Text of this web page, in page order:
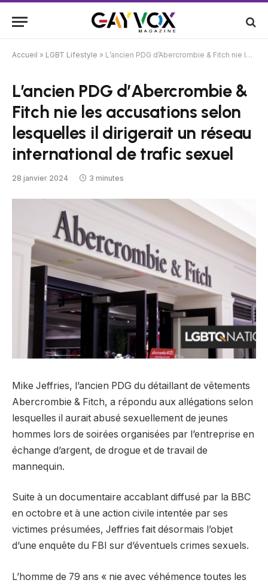
Accueil » LGBT Lifestyle » L’ancien PDG d’Abercrombie & Fitch nie les accusations selon lesquelles il dirigerait un réseau international de trafic sexuel
L’ancien PDG d’Abercrombie &
Fitch nie les accusations selon
lesquelles il dirigerait un réseau
international de trafic sexuel
28 janvier 2024 3 minutes
Mike Jeffries, l’ancien PDG du détaillant de vêtements
Abercrombie & Fitch, a répondu aux allégations selon
lesquelles il aurait abusé sexuellement de jeunes
hommes lors de soirées organisées par l’entreprise en
échange d’argent, de drogue et de travail de
mannequin.
Suite à un documentaire accablant diffusé par la BBC
en octobre et à une action civile intentée par ses
victimes présumées, Jeffries fait désormais l’objet
d’une enquête du FBI sur d’éventuels crimes sexuels.
L’homme de 79 ans « nie avec véhémence toutes les